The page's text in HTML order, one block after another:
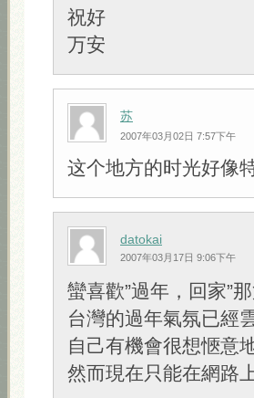
祝好
万安
苏
2007年03月02日 7:57下午
这个地方的时光好像
datokai
2007年03月17日 9:06下午
蠻喜歡”過年，回家”
台灣的過年氣氛已經
自己有機會很想愜意
然而現在只能在網路